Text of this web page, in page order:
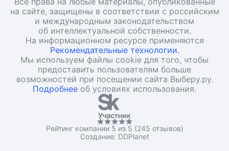
на сайте, защищены в соответствии с российским
и международным законодательством
об интеллектуальной собственности.
На информационном ресурсе применяются
Рекомендательные технологии.
Мы используем файлы cookie для того, чтобы
предоставить пользователям больше
возможностей при посещении сайта Выберу.ру.
Подробнее об условиях использования.
Рейтинг компании 5 из 5 (245 отзывов)
Создание: DDPlanet